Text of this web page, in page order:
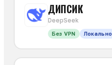
ДИПСИК
DeepSeek
Без VPN Локально